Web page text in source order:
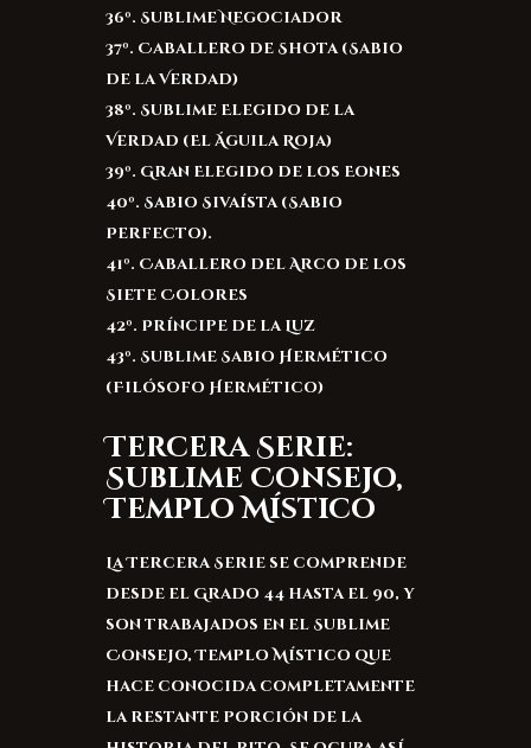
36º. Sublime Negociador
37º. Caballero de Shota (Sabio
de la Verdad)
38º. Sublime Elegido de la
Verdad (El Águila Roja)
39º. Gran Elegido de los Eones
40º. Sabio Sivaísta (Sabio
Perfecto).
41º. Caballero del Arco de los
Siete Colores
42º. Príncipe de la Luz
43º. Sublime Sabio Hermético
(Filósofo Hermético)
Tercera Serie:
Sublime Consejo,
Templo Místico
La Tercera Serie se comprende
desde el Grado 44 hasta el 90, y
son trabajados en el Sublime
Consejo, Templo Místico que
hace conocida completamente
la restante porción de la